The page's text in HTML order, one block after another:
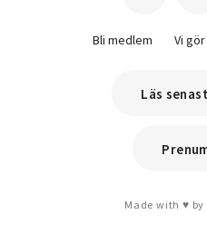
Bli medlem Vi
Läs
Made with by